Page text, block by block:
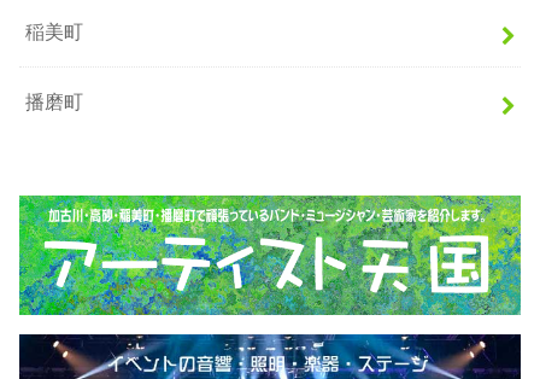
稲美町
播磨町